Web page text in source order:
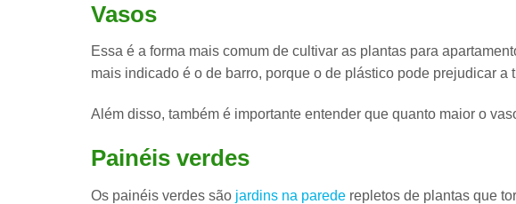
Vasos
Essa é a forma mais comum de cultivar as plantas para
mais indicado é o de barro, porque o de plástico pode prejudicar a
Além disso, também é importante entender que quanto maior o
Painéis verdes
Os painéis verdes são jardins na parede repletos de plantas que